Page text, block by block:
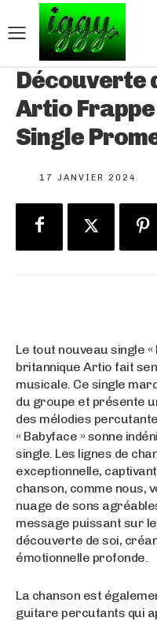
Découverte
Artio
Single
17 JANVIER 2024
Le tout nouveau single
britannique Artio fait
musicale. Ce single
du groupe et présente
des mélodies
« Babyface » sonne
single. Les lignes de
exceptionnelle,
chanson, comme nous,
nuage de sons
message puissant sur
découverte de soi,
émotionnelle profonde.
La chanson est
guitare percutants qui